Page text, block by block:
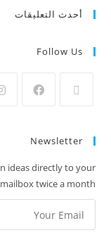
أحدث التعليقات
Follow Us
Newsletter
ideas directly to your
mailbox twice a month.